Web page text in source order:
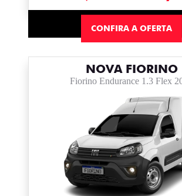
CONFIRA A OFERTA
NOVA FIORINO
Fiorino Endurance 1.3 Flex